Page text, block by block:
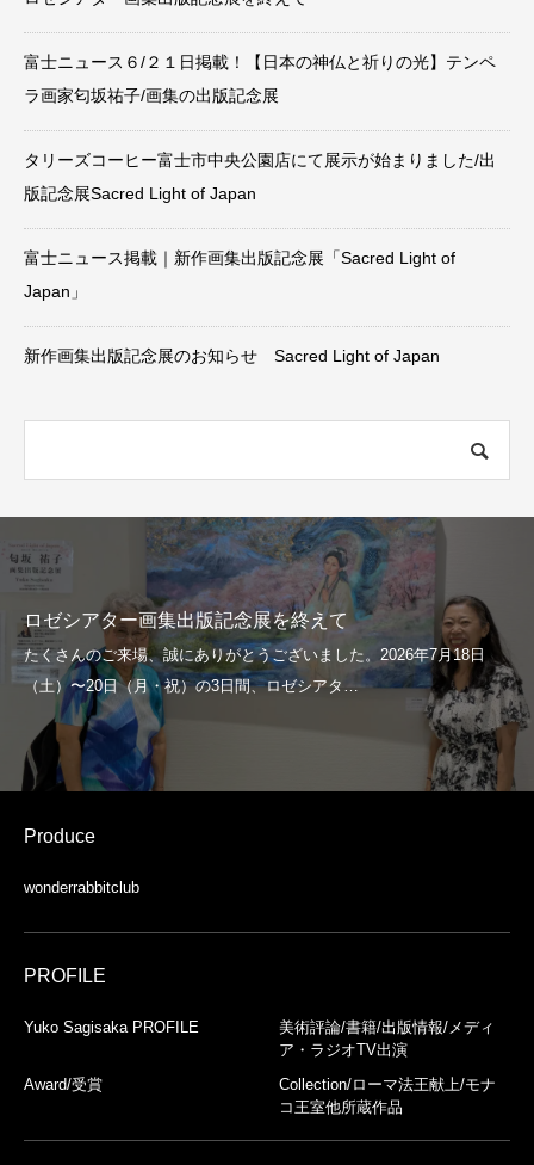
富士ニュース６/２１日掲載！【日本の神仏と祈りの光】テンペ
ラ画家匂坂祐子/画集の出版記念展
タリーズコーヒー富士市中央公園店にて展示が始まりました/出
版記念展Sacred Light of Japan
富士ニュース掲載｜新作画集出版記念展「Sacred Light of
Japan」
新作画集出版記念展のお知らせ Sacred Light of Japan
ロゼシアター画集出版記念展を終えて
Produce
wonderrabbitclub
PROFILE
Yuko Sagisaka PROFILE
美術評論/書籍/出版情報/メディ
ア・ラジオTV出演
Award/受賞
Collection/ローマ法王献上/モナ
コ王室他所蔵作品